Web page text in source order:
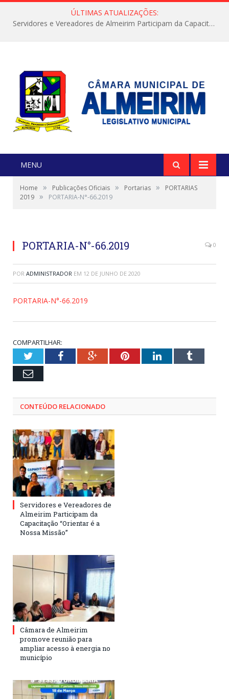
ÚLTIMAS ATUALIZAÇÕES:
Servidores e Vereadores de Almeirim Participam da Capacitação “Orientar é a Nossa Missão”
MENU
Home » Publicações Oficiais » Portarias »
PORTARIAS
2019 » PORTARIA-N°-66.2019
PORTARIA-N°-66.2019 0
POR ADMINISTRADOR EM 12 DE JUNHO DE 2020
PORTARIA-N°-66.2019
COMPARTILHAR:
TwitterFacebookGoogle+PinterestLinkedInTumblr
Email
CONTEÚDO RELACIONADO
Servidores e Vereadores de
Almeirim Participam da
Capacitação “Orientar é a
Nossa Missão”
Câmara de Almeirim
promove reunião para
ampliar acesso à energia no
município